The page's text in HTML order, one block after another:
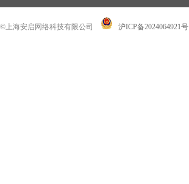
©上海安启网络科技有限公司 沪ICP备2024064921号